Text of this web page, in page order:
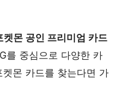
켓몬 공인 프리미엄 카드
를 중심으로 다양한 카
몬 카드를 찾는다면 가